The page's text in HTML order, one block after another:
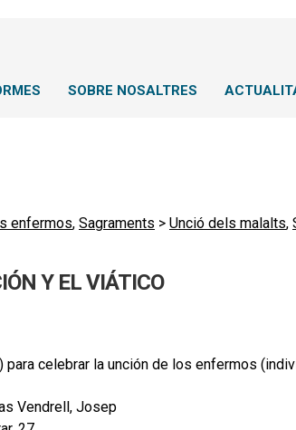
SOBRE NOSALTRES
enfermos, Sagraments > Unció dels malalts,
Y EL VIÁTICO
celebrar la unción de los enfermos
Vendrell, Josep